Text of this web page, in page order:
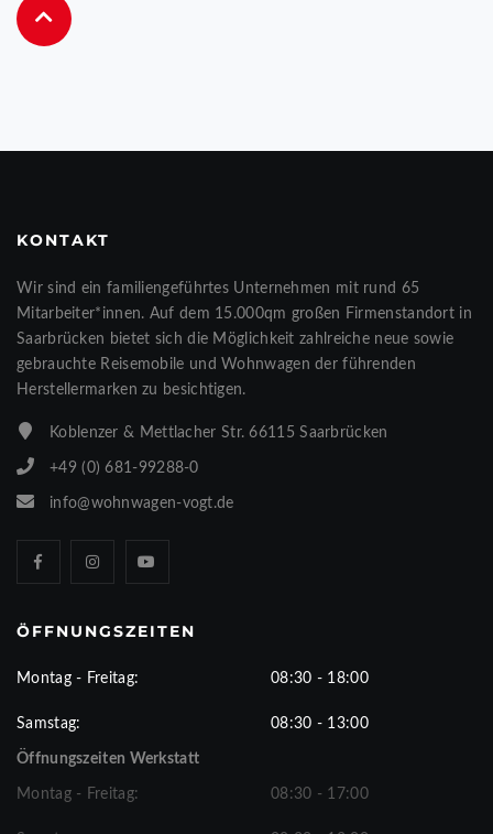
KONTAKT
Wir sind ein familiengeführtes Unternehmen mit rund 65
Mitarbeiter*innen. Auf dem 15.000qm großen Firmenstandort in
Saarbrücken bietet sich die Möglichkeit zahlreiche neue sowie
gebrauchte Reisemobile und Wohnwagen der führenden
Herstellermarken zu besichtigen.
Koblenzer & Mettlacher Str. 66115 Saarbrücken
+49 (0) 681-99288-0
info@wohnwagen-vogt.de
ÖFFNUNGSZEITEN
Montag - Freitag: 08:30 - 18:00
Samstag: 08:30 - 13:00
Öffnungszeiten Werkstatt
Montag - Freitag: 08:30 - 17:00